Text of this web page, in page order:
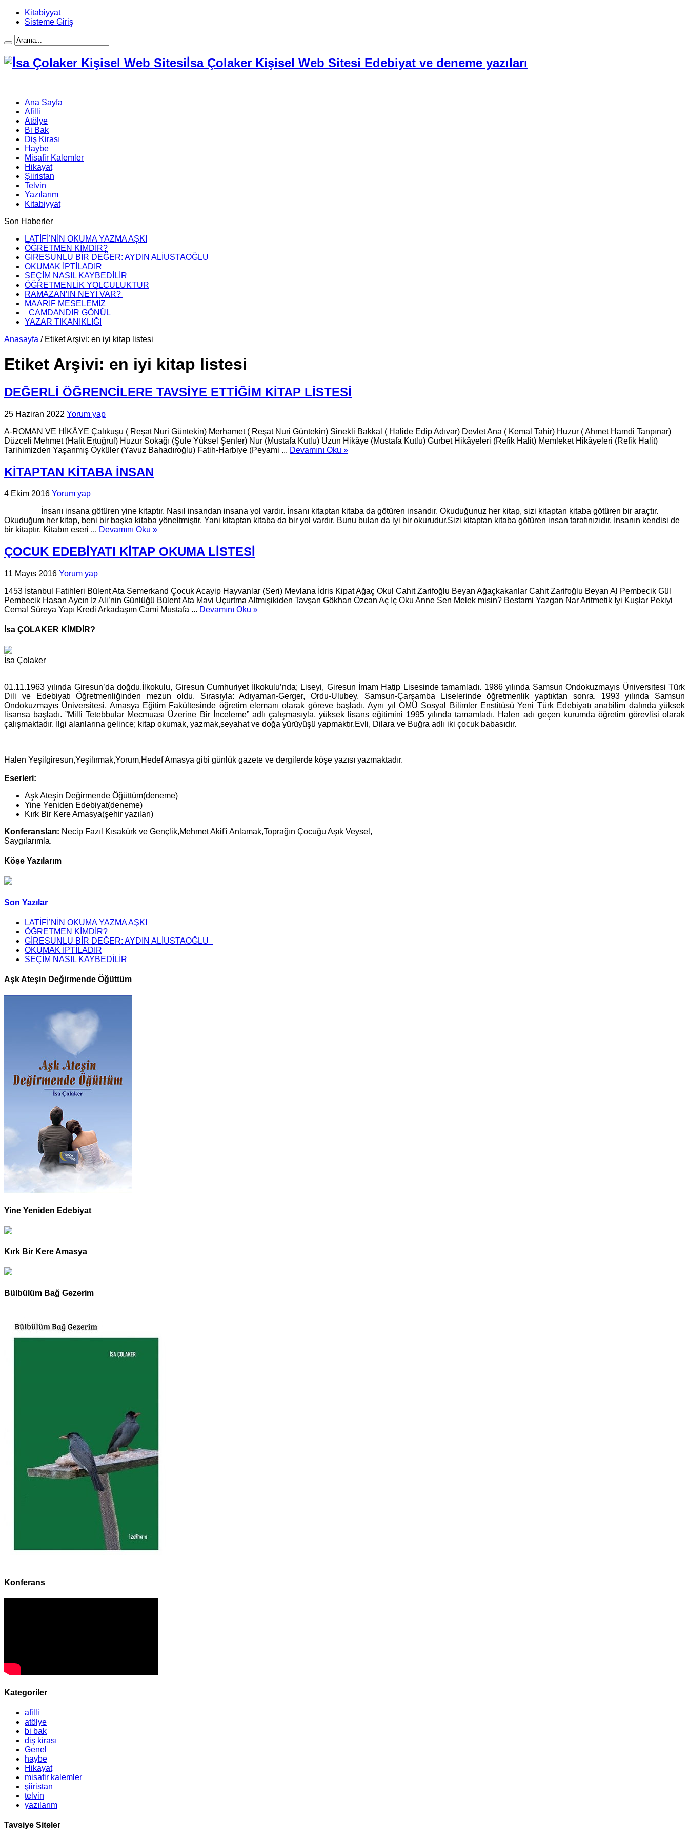
Kitabiyyat
Sisteme Giriş
İsa Çolaker Kişisel Web Sitesi Edebiyat ve deneme yazıları
Ana Sayfa
Afilli
Atölye
Bi Bak
Diş Kirası
Haybe
Misafir Kalemler
Hikayat
Şiiristan
Telvin
Yazılarım
Kitabiyyat
Son Haberler
LATİFİ’NİN OKUMA YAZMA AŞKI
ÖĞRETMEN KİMDİR?
GİRESUNLU BİR DEĞER: AYDIN ALİUSTAOĞLU
OKUMAK İPTİLADIR
SEÇİM NASIL KAYBEDİLİR
ÖĞRETMENLİK YOLCULUKTUR
RAMAZAN’IN NEYİ VAR?
MAARİF MESELEMİZ
CAMDANDIR GÖNÜL
YAZAR TIKANIKLIĞI
Anasayfa / Etiket Arşivi: en iyi kitap listesi
Etiket Arşivi: en iyi kitap listesi
DEĞERLİ ÖĞRENCİLERE TAVSİYE ETTİĞİM KİTAP LİSTESİ
25 Haziran 2022 Yorum yap
A-ROMAN VE HİKÂYE Çalıkuşu ( Reşat Nuri Güntekin) Merhamet ( Reşat Nuri Güntekin) Sinekli Bakkal ( Halide Edip Adıvar) Devlet Ana ( Kemal Tahir) Huzur ( Ahmet Hamdi Tanpınar)
Düzceli Mehmet (Halit Ertuğrul) Huzur Sokağı (Şule Yüksel Şenler) Nur (Mustafa Kutlu) Uzun Hikâye (Mustafa Kutlu) Gurbet Hikâyeleri (Refik Halit) Memleket Hikâyeleri (Refik Halit)
Tarihimizden Yaşanmış Öyküler (Yavuz Bahadıroğlu) Fatih-Harbiye (Peyami ... Devamını Oku »
KİTAPTAN KİTABA İNSAN
4 Ekim 2016 Yorum yap
İnsanı insana götüren yine kitaptır. Nasıl insandan insana yol vardır. İnsanı kitaptan kitaba da götüren insandır. Okuduğunuz her kitap, sizi kitaptan kitaba götüren bir araçtır.
Okuduğum her kitap, beni bir başka kitaba yöneltmiştir. Yani kitaptan kitaba da bir yol vardır. Bunu bulan da iyi bir okurudur.Sizi kitaptan kitaba götüren insan tarafınızıdır. İnsanın kendisi de
bir kitaptır. Kitabın eseri ... Devamını Oku »
ÇOCUK EDEBİYATI KİTAP OKUMA LİSTESİ
11 Mayıs 2016 Yorum yap
1453 İstanbul Fatihleri Bülent Ata Semerkand Çocuk Acayip Hayvanlar (Seri) Mevlana İdris Kipat Ağaç Okul Cahit Zarifoğlu Beyan Ağaçkakanlar Cahit Zarifoğlu Beyan Al Pembecik Gül
Pembecik Hasan Aycın İz Ali’nin Günlüğü Bülent Ata Mavi Uçurtma Altmışikiden Tavşan Gökhan Özcan Aç İç Oku Anne Sen Melek misin? Bestami Yazgan Nar Aritmetik İyi Kuşlar Pekiyi
Cemal Süreya Yapı Kredi Arkadaşım Cami Mustafa ... Devamını Oku »
İsa ÇOLAKER KİMDİR?
İsa Çolaker
01.11.1963 yılında Giresun’da doğdu.İlkokulu, Giresun Cumhuriyet İlkokulu’nda; Liseyi, Giresun İmam Hatip Lisesinde tamamladı. 1986 yılında Samsun Ondokuzmayıs Üniversitesi Türk
Dili ve Edebiyatı Öğretmenliğinden mezun oldu. Sırasıyla: Adıyaman-Gerger, Ordu-Ulubey, Samsun-Çarşamba Liselerinde öğretmenlik yaptıktan sonra, 1993 yılında Samsun
Ondokuzmayıs Üniversitesi, Amasya Eğitim Fakültesinde öğretim elemanı olarak göreve başladı. Aynı yıl OMÜ Sosyal Bilimler Enstitüsü Yeni Türk Edebiyatı anabilim dalında yüksek
lisansa başladı. ”Milli Tetebbular Mecmuası Üzerine Bir İnceleme” adlı çalışmasıyla, yüksek lisans eğitimini 1995 yılında tamamladı. Halen adı geçen kurumda öğretim görevlisi olarak
çalışmaktadır. İlgi alanlarına gelince; kitap okumak, yazmak,seyahat ve doğa yürüyüşü yapmaktır.Evli, Dilara ve Buğra adlı iki çocuk babasıdır.
Halen Yeşilgiresun,Yeşilırmak,Yorum,Hedef Amasya gibi günlük gazete ve dergilerde köşe yazısı yazmaktadır.
Eserleri:
Aşk Ateşin Değirmende Öğüttüm(deneme)
Yine Yeniden Edebiyat(deneme)
Kırk Bir Kere Amasya(şehir yazıları)
Konferansları: Necip Fazıl Kısakürk ve Gençlik,Mehmet Akif'i Anlamak,Toprağın Çocuğu Aşık Veysel,
Saygılarımla.
Köşe Yazılarım
Son Yazılar
LATİFİ’NİN OKUMA YAZMA AŞKI
ÖĞRETMEN KİMDİR?
GİRESUNLU BİR DEĞER: AYDIN ALİUSTAOĞLU
OKUMAK İPTİLADIR
SEÇİM NASIL KAYBEDİLİR
Aşk Ateşin Değirmende Öğüttüm
Yine Yeniden Edebiyat
Kırk Bir Kere Amasya
Bülbülüm Bağ Gezerim
Konferans
Kategoriler
afilli
atölye
bi bak
diş kirası
Genel
haybe
Hikayat
misafir kalemler
şiiristan
telvin
yazılarım
Tavsiye Siteler